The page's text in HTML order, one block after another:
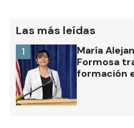
Las más leídas
María
Formosa
formación
1